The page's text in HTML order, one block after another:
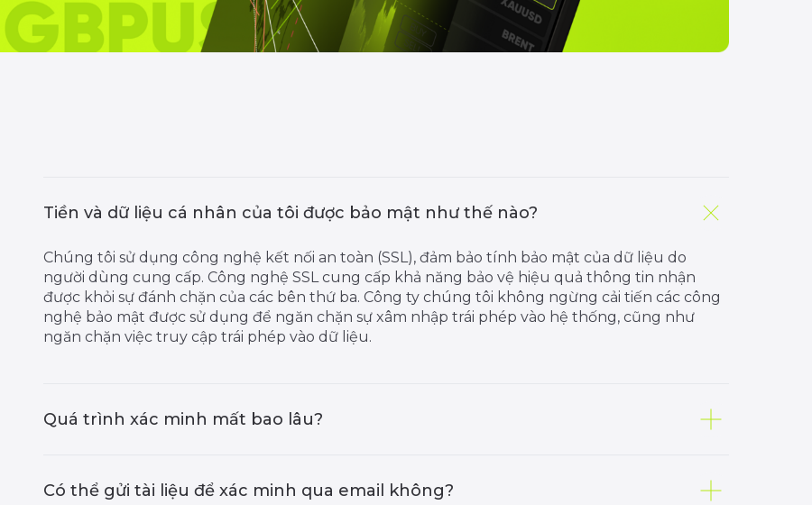
Tiền và dữ liệu cá nhân của tôi được bảo mật như thế nào?
Chúng tôi sử dụng công nghệ kết nối an toàn (SSL), đảm bảo tính bảo mật của dữ liệu do
người dùng cung cấp. Công nghệ SSL cung cấp khả năng bảo vệ hiệu quả thông tin nhận
được khỏi sự đánh chặn của các bên thứ ba. Công ty chúng tôi không ngừng cải tiến các công
nghệ bảo mật được sử dụng để ngăn chặn sự xâm nhập trái phép vào hệ thống, cũng như
ngăn chặn việc truy cập trái phép vào dữ liệu.
Quá trình xác minh mất bao lâu?
Có thể gửi tài liệu để xác minh qua email không?